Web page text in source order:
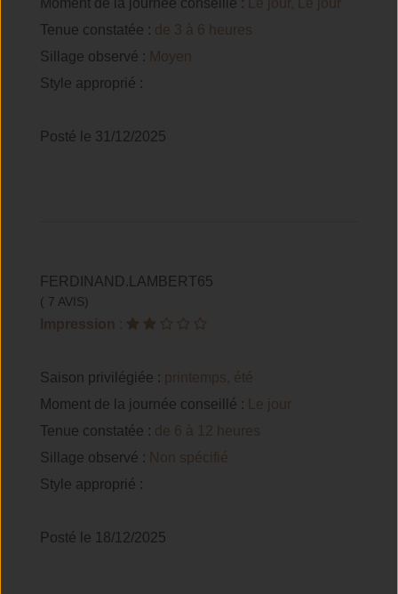
Moment de la journée conseillé :
Le jour, Le jour
Tenue constatée : de 3 à 6 heures
Sillage observé : Moyen
Style approprié :
Posté le 31/12/2025
FERDINAND.LAMBERT65
( 7 AVIS)
Impression :
Saison privilégiée : printemps, été
Moment de la journée conseillé :
Le jour
Tenue constatée : de 6 à 12 heures
Sillage observé : Non spécifié
Style approprié :
Posté le 18/12/2025